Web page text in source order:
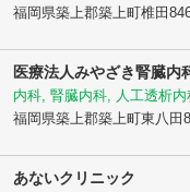
福岡県築上郡築上町椎田
医療法人みやざき腎臓内
内科, 腎臓内科, 人工透析
福岡県築上郡築上町東八田
あないクリニック